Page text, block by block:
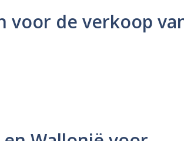
voor de verkoop